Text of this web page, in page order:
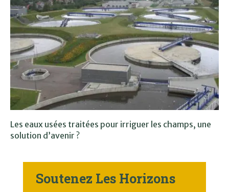
Les eaux usées traitées pour irriguer les champs, une
solution d’avenir ?
Soutenez Les Horizons